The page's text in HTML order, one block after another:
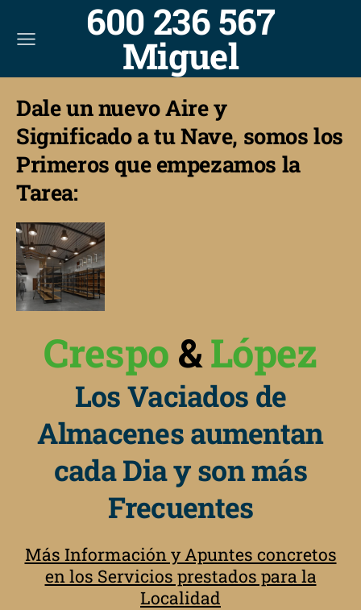
600 236 567
Miguel
Dale un nuevo Aire y
Significado a tu Nave, somos los
Primeros que empezamos la
Tarea:
Crespo &López
Los Vaciados de
Almacenes aumentan
cada Dia y son más
Frecuentes
Más Información y Apuntes concretos
en los Servicios prestados para la
Localidad